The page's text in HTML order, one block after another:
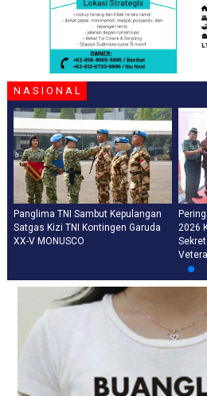
N A S I O N A L
Panglima TNI Sambut Kepulangan
Satgas Kizi TNI Kontingen Garuda
XX-V MONUSCO
2026